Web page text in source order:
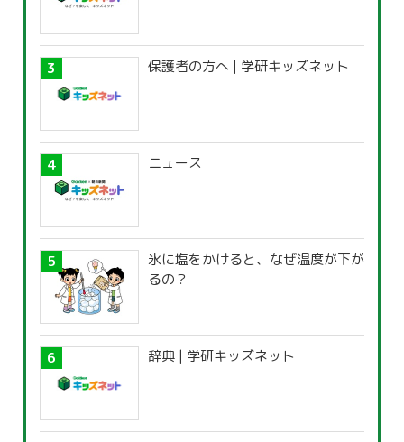
保護者の方へ | 学研キッズネット
ニュース
氷に塩をかけると、なぜ温度が下が
るの？
辞典 | 学研キッズネット